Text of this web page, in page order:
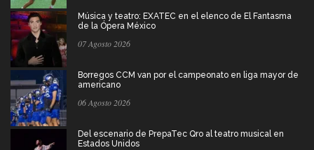
Música y teatro: EXATEC en el elenco de El Fantasma
de la Ópera México
07 Agosto 2026
Borregos CCM van por el campeonato en liga mayor de
americano
06 Agosto 2026
Del escenario de PrepaTec Qro al teatro musical en
Estados Unidos